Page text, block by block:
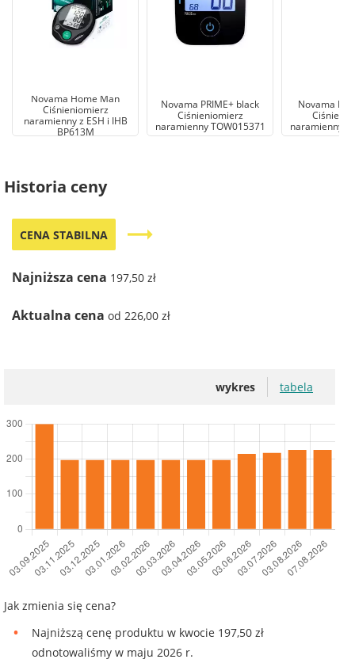
Novama Home Man
Ciśnieniomierz
naramienny z ESH i IHB
BP613M
Novama PRIME+ black
Ciśnieniomierz
naramienny TOW015371
Novama
naramienny
Historia ceny
CENA STABILNA trending_flat
Najniższa cena 197,50 zł
Aktualna cena od 226,00 zł
wykres tabela
Jak zmienia się cena?
Najniższą cenę produktu w kwocie 197,50 zł
odnotowaliśmy w maju 2026 r.